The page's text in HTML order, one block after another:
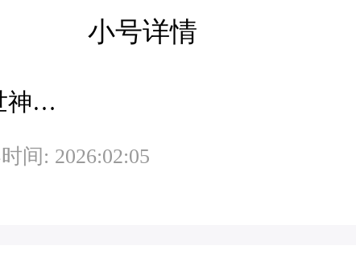
小号详情
绝世神功-伏虎服
间: 2026:02:05